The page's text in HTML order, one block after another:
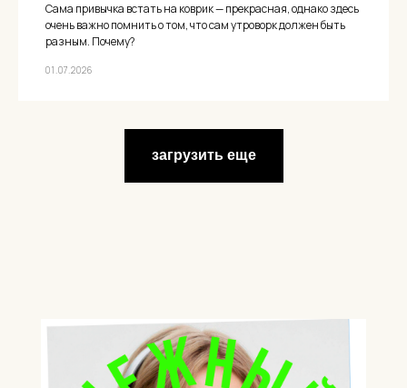
Сама привычка встать на коврик — прекрасная, однако здесь
очень важно помнить о том, что сам утроворк должен быть
разным. Почему?
01.07.2026
загрузить еще